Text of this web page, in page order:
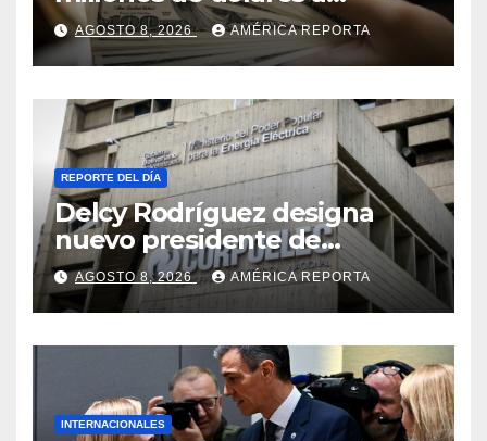
Colombia para un paquete
de seguridad
AGOSTO 8, 2026 AMÉRICA REPORTA
REPORTE DEL DÍA
Delcy Rodríguez designa
nuevo presidente de
Corpoelec y nuevo
viceministro de Servicios
Eléctricos
AGOSTO 8, 2026 AMÉRICA REPORTA
INTERNACIONALES